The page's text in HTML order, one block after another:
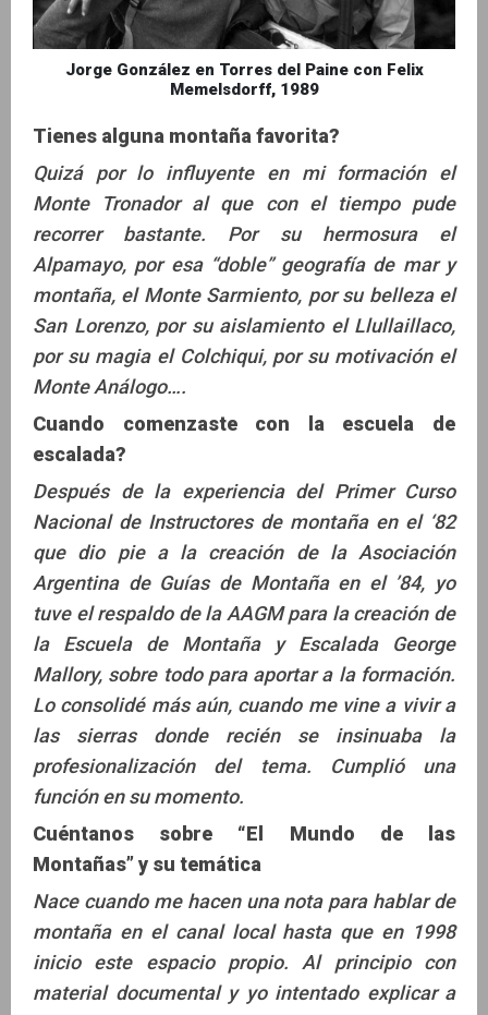
Jorge González en Torres del Paine con Felix
Memelsdorff, 1989
Tienes alguna montaña favorita?
Quizá por lo influyente en mi formación el
Monte Tronador al que con el tiempo pude
recorrer bastante. Por su hermosura el
Alpamayo, por esa “doble” geografía de mar y
montaña, el Monte Sarmiento, por su belleza el
San Lorenzo, por su aislamiento el Llullaillaco,
por su magia el Colchiqui, por su motivación el
Monte Análogo….
Cuando comenzaste con la escuela de
escalada?
Después de la experiencia del Primer Curso
Nacional de Instructores de montaña en el ‘82
que dio pie a la creación de la Asociación
Argentina de Guías de Montaña en el ’84, yo
tuve el respaldo de la AAGM para la creación de
la Escuela de Montaña y Escalada George
Mallory, sobre todo para aportar a la formación.
Lo consolidé más aún, cuando me vine a vivir a
las sierras donde recién se insinuaba la
profesionalización del tema. Cumplió una
función en su momento.
Cuéntanos sobre “El Mundo de las
Montañas” y su temática
Nace cuando me hacen una nota para hablar de
montaña en el canal local hasta que en 1998
inicio este espacio propio. Al principio con
material documental y yo intentado explicar a